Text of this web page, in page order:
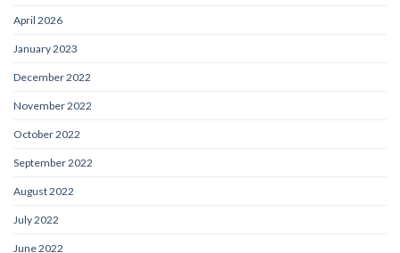
April 2026
January 2023
December 2022
November 2022
October 2022
September 2022
August 2022
July 2022
June 2022